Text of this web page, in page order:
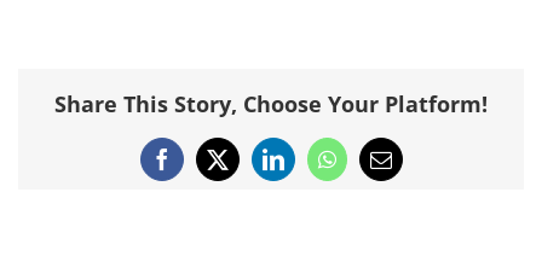
Share This Story, Choose Your Platform!
Facebook
X LinkedInWhatsApp
Email